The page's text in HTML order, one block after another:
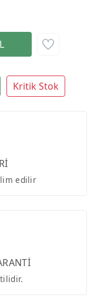
Kritik Stok
edilir